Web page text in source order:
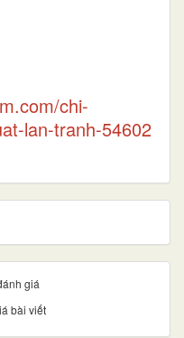
chi-
lan-tranh-54602
giá
bài viết